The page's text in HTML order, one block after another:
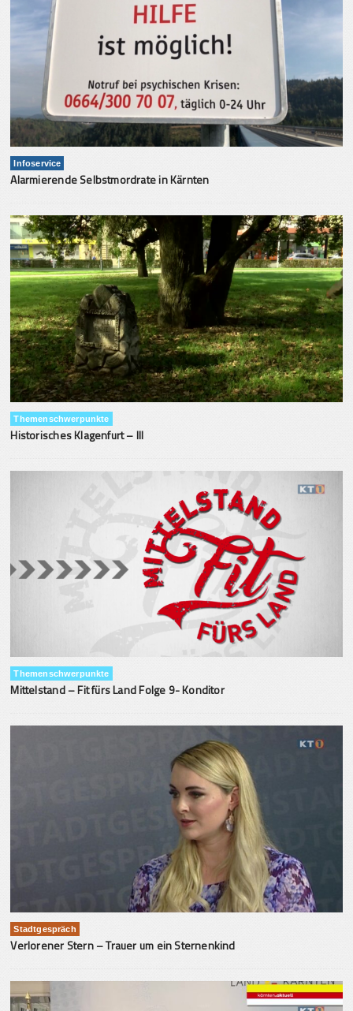
Infoservice
Alarmierende Selbstmordrate in Kärnten
Themenschwerpunkte
Historisches Klagenfurt – III
Themenschwerpunkte
Mittelstand – Fit fürs Land Folge 9- Konditor
Stadtgespräch
Verlorener Stern – Trauer um ein Sternenkind